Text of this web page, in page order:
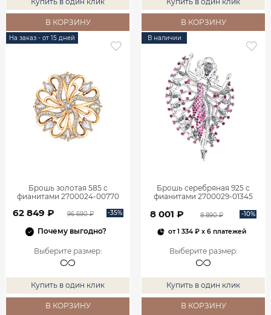
В КОРЗИНУ В КОРЗИНУ
На заказ - от 15 дней
Брошь золотая 585 с
фианитами 2700024-00770
62 849 ₽ 96 690 ₽ -35%
Почему выгодно?
Выберите размер:
Купить в один клик
В КОРЗИНУ
В наличии
Брошь серебряная 925 с
фианитами 2700029-01345
8 001 ₽ 8 890 ₽ -10%
от1 334 ₽x 6 платежей
Выберите размер:
Купить в один клик
В КОРЗИНУ